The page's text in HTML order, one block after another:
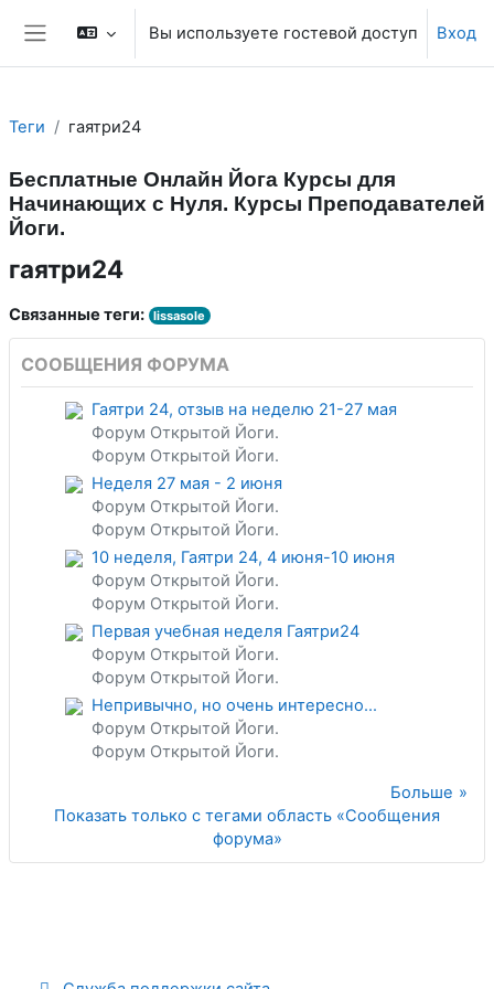
Перейти к основному содержанию
Боковая панель
Вы используете гостевой доступ Вход
Теги гаятри24
Бесплатные Онлайн Йога Курсы для
Начинающих с Нуля. Курсы Преподавателей
Йоги.
гаятри24
Связанные теги: lissasole
СООБЩЕНИЯ ФОРУМА
Гаятри 24, отзыв на неделю 21-27 мая
Форум Открытой Йоги.
Форум Открытой Йоги.
Неделя 27 мая - 2 июня
Форум Открытой Йоги.
Форум Открытой Йоги.
10 неделя, Гаятри 24, 4 июня-10 июня
Форум Открытой Йоги.
Форум Открытой Йоги.
Первая учебная неделя Гаятри24
Форум Открытой Йоги.
Форум Открытой Йоги.
Непривычно, но очень интересно…
Форум Открытой Йоги.
Форум Открытой Йоги.
Больше
Показать только с тегами область «Сообщения
форума»